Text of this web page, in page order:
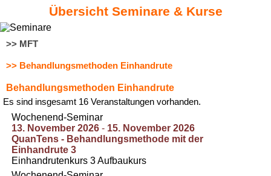
Übersicht Seminare & Kurse
>> MFT
>> Behandlungsmethoden Einhandrute
Behandlungsmethoden Einhandrute
Es sind insgesamt 16 Veranstaltungen vorhanden.
Wochenend-Seminar
13. November 2026 - 15. November 2026
QuanTens - Behandlungsmethode mit der
Einhandrute 3
Einhandrutenkurs 3 Aufbaukurs